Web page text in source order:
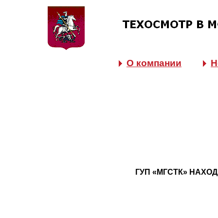
О компании
ГУП «МГСТК»